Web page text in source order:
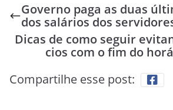
Governo paga as duas
dos salários dos
Dicas de como seguir
cios com o fim do
Compartilhe esse post: